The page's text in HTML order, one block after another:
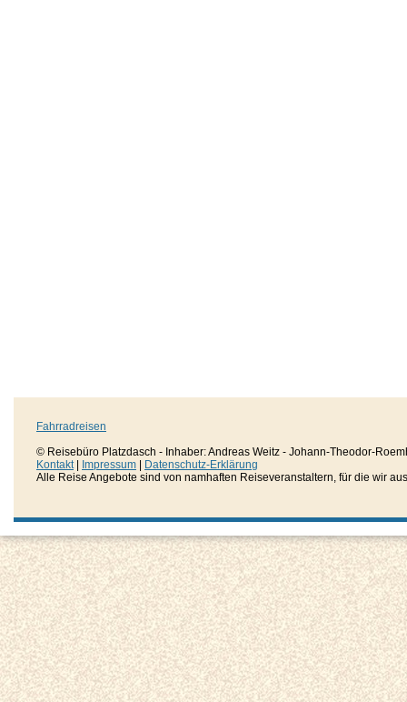
Fahrradreisen
© Reisebüro Platzdasch - Inhaber: Andreas Weitz - Johann-Theodor-
Kontakt| Impressum
Datenschutz-Erklärung
Alle Reise Angebote sind von namhaften Reiseveranstaltern, für die wir